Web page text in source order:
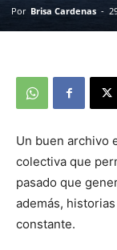
Por Brisa Cardenas -
Un buen archivo
colectiva que
pasado que
además,
constante.